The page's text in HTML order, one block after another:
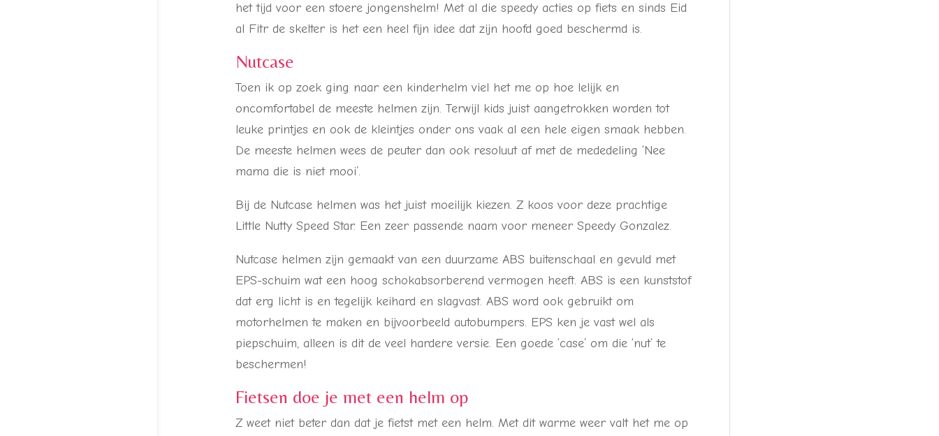
het tijd voor een stoere jongenshelm! Met al die speedy acties op fiets en sinds Eid
al Fitr de skelter is het een heel fijn idee dat zijn hoofd goed beschermd is.
Nutcase
Toen ik op zoek ging naar een kinderhelm viel het me op hoe lelijk en
oncomfortabel de meeste helmen zijn. Terwijl kids juist aangetrokken worden tot
leuke printjes en ook de kleintjes onder ons vaak al een hele eigen smaak hebben.
De meeste helmen wees de peuter dan ook resoluut af met de mededeling ‘Nee
mama die is niet mooi’.
Bij de Nutcase helmen was het juist moeilijk kiezen. Z koos voor deze prachtige
Little Nutty Speed Star. Een zeer passende naam voor meneer Speedy Gonzalez.
Nutcase helmen zijn gemaakt van een duurzame ABS buitenschaal en gevuld met
EPS-schuim wat een hoog schokabsorberend vermogen heeft. ABS is een kunststof
dat erg licht is en tegelijk keihard en slagvast. ABS word ook gebruikt om
motorhelmen te maken en bijvoorbeeld autobumpers. EPS ken je vast wel als
piepschuim, alleen is dit de veel hardere versie. Een goede ‘case’ om die ‘nut’ te
beschermen!
Fietsen doe je met een helm op
Z weet niet beter dan dat je fietst met een helm. Met dit warme weer valt het me op